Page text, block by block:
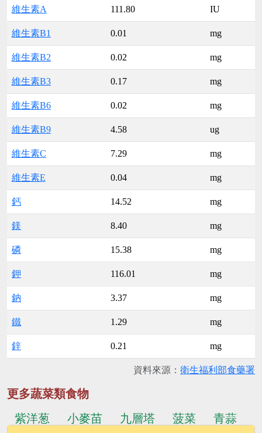
維生素A 111.80 IU
維生素B1 0.01 mg
維生素B2 0.02 mg
維生素B3 0.17 mg
維生素B6 0.02 mg
維生素B9 4.58 ug
維生素C 7.29 mg
維生素E 0.04 mg
鈣 14.52 mg
鎂 8.40 mg
磷 15.38 mg
鉀 116.01 mg
鈉 3.37 mg
鐵 1.29 mg
鋅 0.21 mg
資料來源： 衛生福利部食藥署
更多蔬菜類食物
紫洋葱
小麥苗 九層塔 菠菜 青蒜